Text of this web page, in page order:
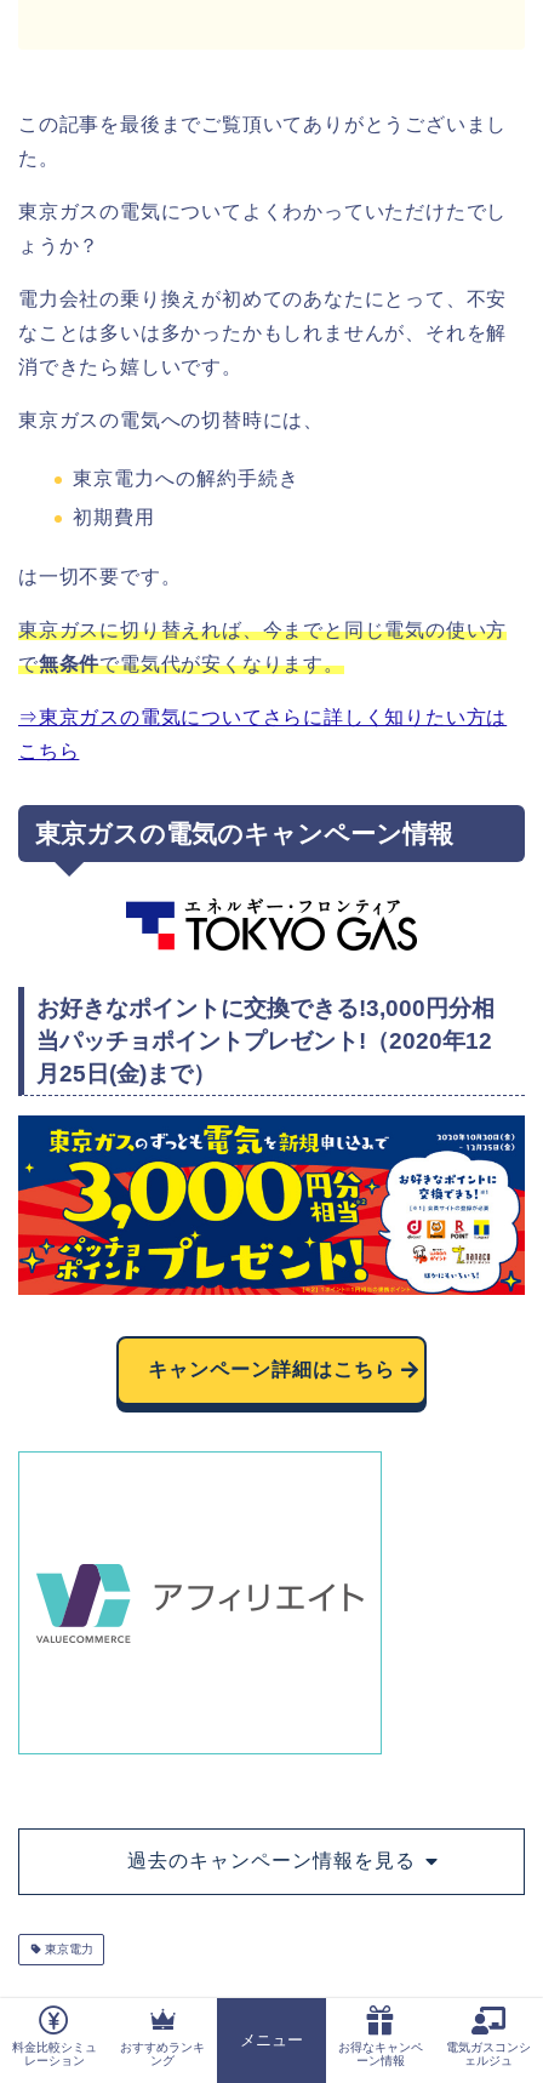
この記事を最後までご覧頂いてありがとうございまし
た。
東京ガスの電気についてよくわかっていただけたでし
ょうか？
電力会社の乗り換えが初めてのあなたにとって、不安
なことは多いは多かったかもしれませんが、それを解
消できたら嬉しいです。
東京ガスの電気への切替時には、
東京電力への解約手続き
初期費用
は一切不要です。
東京ガスに切り替えれば、今までと同じ電気の使い方
で無条件で電気代が安くなります。
⇒東京ガスの電気についてさらに詳しく知りたい方は
こちら
東京ガスの電気のキャンペーン情報
お好きなポイントに交換できる!3,000円分相
当パッチョポイントプレゼント!（2020年12
月25日(金)まで）
キャンペーン詳細はこちら
過去のキャンペーン情報を見る
東京電力
もう悩まない！おまかせ電気・ガスコ
ンシェルジュがあなたにぴったりのプ
料金比較シミュ
レーション
おすすめランキ
ング
メニュー
お得なキャンペ
ーン情報
電気ガスコンシ
ェルジュ